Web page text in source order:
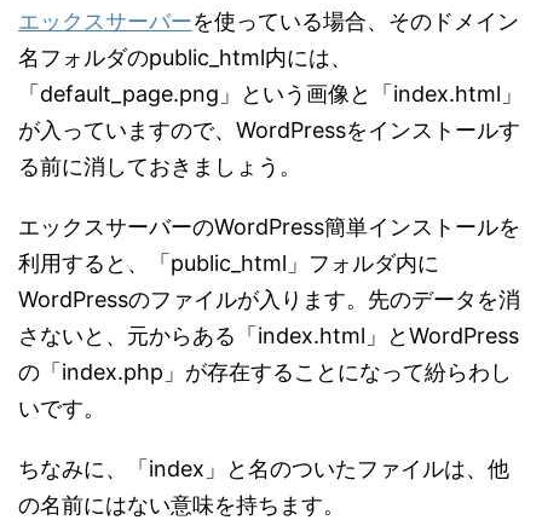
エックスサーバーを使っている場合、そのドメイン
名フォルダのpublic_html内には、
「default_page.png」という画像と「index.html」
が入っていますので、WordPressをインストールす
る前に消しておきましょう。
エックスサーバーのWordPress簡単インストールを
利用すると、「public_html」フォルダ内に
WordPressのファイルが入ります。先のデータを消
さないと、元からある「index.html」とWordPress
の「index.php」が存在することになって紛らわし
いです。
ちなみに、「index」と名のついたファイルは、他
の名前にはない意味を持ちます。